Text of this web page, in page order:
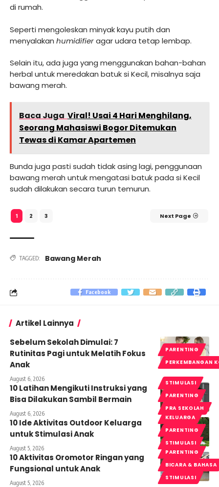
di rumah.
Seperti mengoleskan minyak kayu putih dan
menyalakan humidifieragar udara tetap lembap.
Selain itu, ada juga yang menggunakan bahan-bahan
herbal untuk meredakan batuk si Kecil, misalnya saja
bawang merah.
Baca Juga Viral! Usai 4 Hari Menghilang,
Seorang Mahasiswi Bogor Ditemukan
Tewas di Kamar Apartemen
Bunda juga pasti sudah tidak asing lagi, penggunaan
bawang merah untuk mengatasi batuk pada si Kecil
sudah dilakukan secara turun temurun.
1 2 3 Next Page
TAGGED: Bawang Merah
Facebook
Artikel Lainnya
PARENTING
PERKEMBANGAN
Sebelum Sekolah Dimulai: 7
Rutinitas Pagi untuk Melatih Fokus
Anak
August 6, 2026
STIMULASI
PARENTING
PRA SEKOLAH
10 Latihan Mengikuti Instruksi yang
Bisa Dilakukan Sambil Bermain
August 6, 2026
KELUARGA
PARENTING
STIMULASI
10 Ide Aktivitas Outdoor Keluarga
untuk Stimulasi Anak
August 5, 2026
PARENTING
BICARA & BAHASA
STIMULASI
10 Aktivitas Oromotor Ringan yang
Fungsional untuk Anak
August 5, 2026